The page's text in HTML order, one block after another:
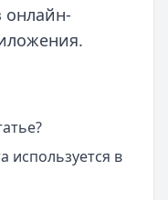
онлайн-
используется в